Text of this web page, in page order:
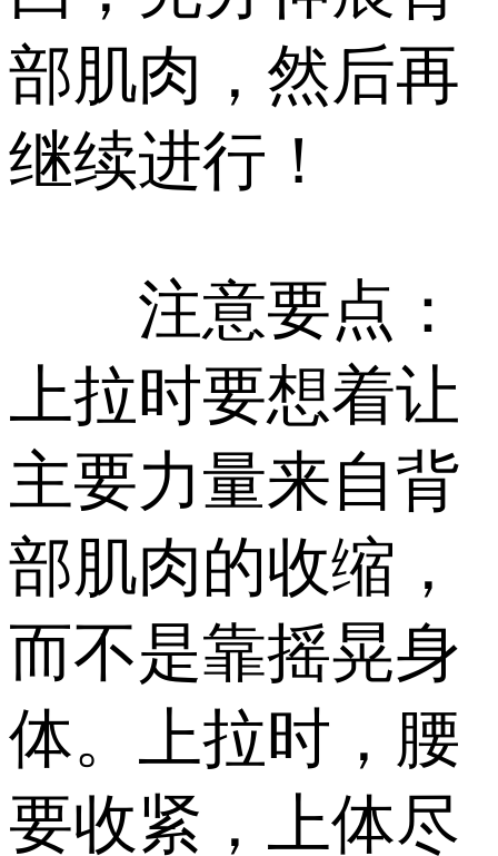
部肌肉，然后再
继续进行！
注意要点：
上拉时要想着让
主要力量来自背
部肌肉的收缩，
而不是靠摇晃身
体。上拉时，腰
要收紧，上体尽